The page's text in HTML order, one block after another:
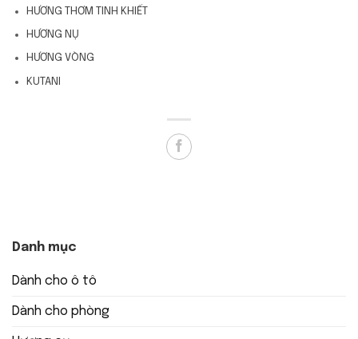
HƯƠNG THƠM TINH KHIẾT
HƯƠNG NỤ
HƯƠNG VÒNG
KUTANI
Danh mục
Dành cho ô tô
Dành cho phòng